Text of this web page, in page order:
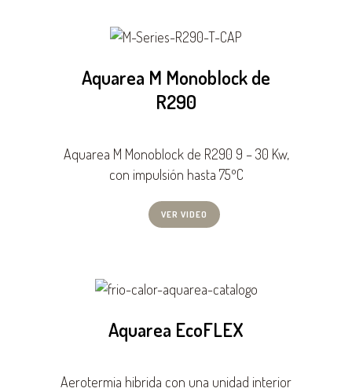
Aquarea M Monoblock de
R290
Aquarea M Monoblock de R290 9 – 30 Kw,
con impulsión hasta 75ºC
VER VIDEO
Aquarea EcoFLEX
Aerotermia hibrida con una unidad interior